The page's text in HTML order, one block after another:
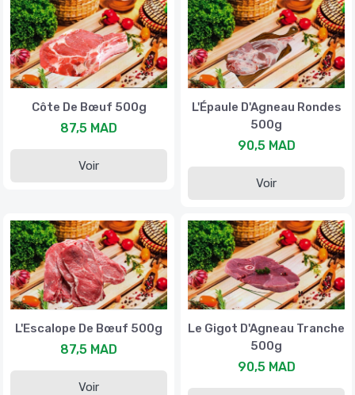
Côte De Bœuf 500g
87,5 MAD
Voir
L'Épaule D'Agneau Rondes
500g
90,5 MAD
Voir
L'Escalope De Bœuf 500g
87,5 MAD
Voir
Le Gigot D'Agneau Tranche
500g
90,5 MAD